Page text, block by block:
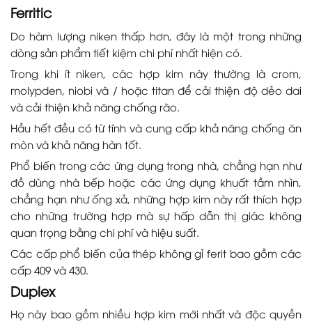
Ferritic
Do hàm lượng niken thấp hơn, đây là một trong những
dòng sản phẩm tiết kiệm chi phí nhất hiện có.
Trong khi ít niken, các hợp kim này thường là crom,
molypden, niobi và / hoặc titan để cải thiện độ dẻo dai
và cải thiện khả năng chống rão.
Hầu hết đều có từ tính và cung cấp khả năng chống ăn
mòn và khả năng hàn tốt.
Phổ biến trong các ứng dụng trong nhà, chẳng hạn như
đồ dùng nhà bếp hoặc các ứng dụng khuất tầm nhìn,
chẳng hạn như ống xả, những hợp kim này rất thích hợp
cho những trường hợp mà sự hấp dẫn thị giác không
quan trọng bằng chi phí và hiệu suất.
Các cấp phổ biến của thép không gỉ ferit bao gồm các
cấp 409 và 430.
Duplex
Họ này bao gồm nhiều hợp kim mới nhất và độc quyền